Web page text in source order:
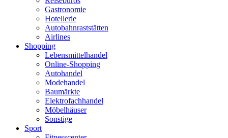
Gastronomie
Hotellerie
Autobahnraststätten
Airlines
Shopping
Lebensmittelhandel
Online-Shopping
Autohandel
Modehandel
Baumärkte
Elektrofachhandel
Möbelhäuser
Sonstige
Sport